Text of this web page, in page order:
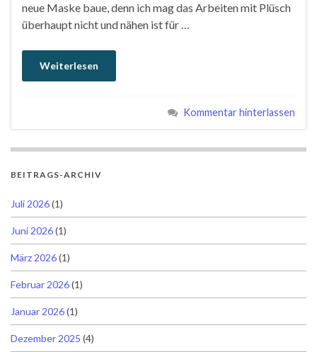
neue Maske baue, denn ich mag das Arbeiten mit Plüsch
überhaupt nicht und nähen ist für …
Weiterlesen
Kommentar hinterlassen
BEITRAGS-ARCHIV
Juli 2026(1)
Juni 2026(1)
März 2026(1)
Februar 2026(1)
Januar 2026(1)
Dezember 2025 (4)